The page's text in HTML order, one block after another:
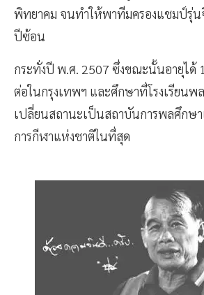
พิทยาคม จนทำให้พาทีมครองแชมป์รุ่น
ปีซ้อน
กระทั่งปี พ.ศ. 2507 ซึ่งขณะนั้นอายุได้
ต่อในกรุงเทพฯ และศึกษาที่โรงเรียนพ
เปลี่ยนสถานะเป็นสถาบันการพลศึกษ
การกีฬาแห่งชาติในที่สุด